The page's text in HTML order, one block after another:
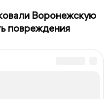
Воронежскую
повреждения